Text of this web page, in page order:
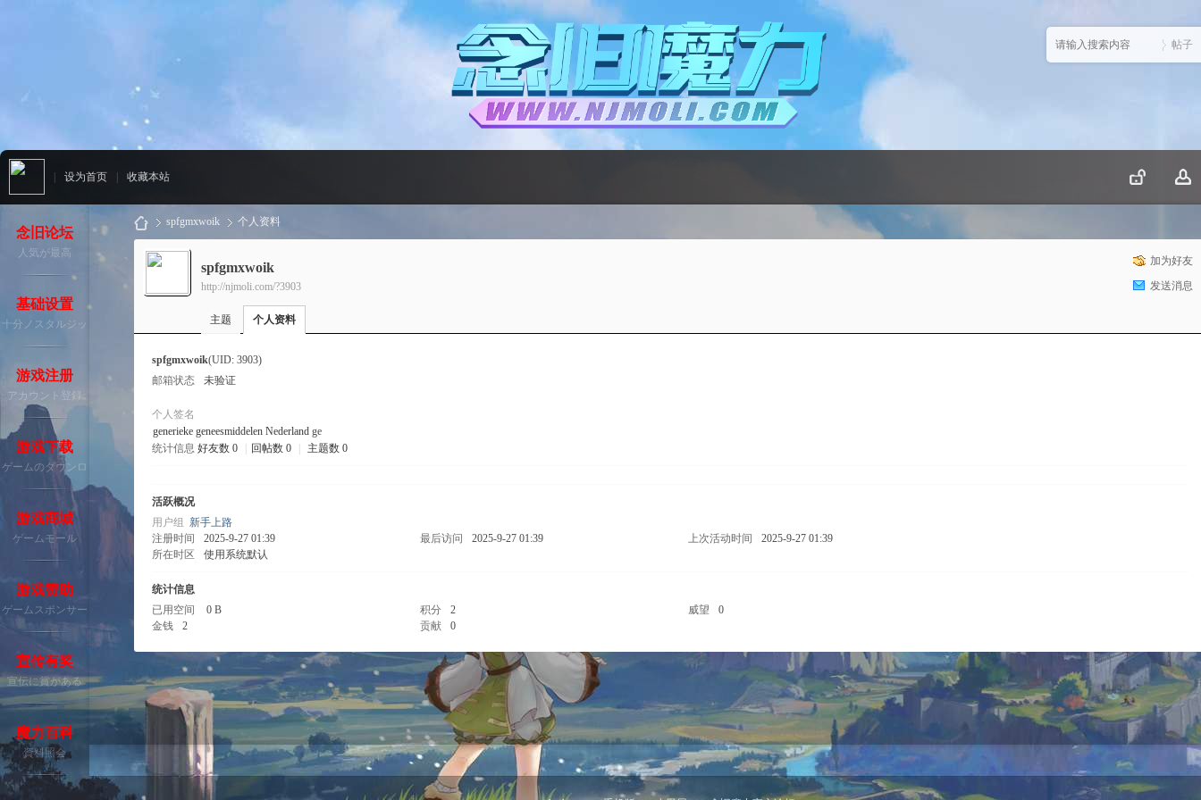
帖子
设为首页 收藏本站
念旧论坛
人気が最高
基础设置
十分ノスタルジッ
游戏注册
アカウント登録
游戏下载
ゲームのダウンロ
游戏商城
ゲームモール
游戏赞助
ゲームスポンサー
宣传有奖
宣伝に賞がある
魔力百科
資料照会
念
魔
›
spfgmxwoik 个人资料
加为好友
发送消息
spfgmxwoik
http://njmoli.com/?3903
主题 个人资料
spfgmxwoik(UID: 3903)
邮箱状态
未验证
个人签名
generieke geneesmiddelen Nederland ge
统计信息 好友数 0 回帖数 0 主题数 0
活跃概况
用户组 新手上路
注册时间
2025-9-27 01:39 最后访问 2025-9-27 01:39 上次活动时间
2025-9-27 01:39
所在时区
使用系统默认
统计信息
已用空间
0 B 积分 2 威望
0
金钱
2 贡献 0